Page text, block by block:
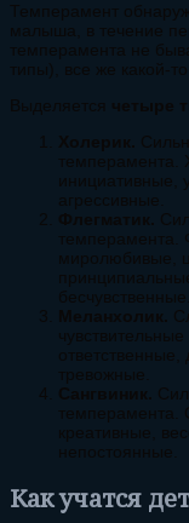
Темперамент
малыша, в течение
темперамента не
типы), все же какой-
Выделяется
четыре
Холерик.
темперамента.
агрессивные.
Флегматик.
темперамента.
миролюбивые,
бесчувственные.
Меланхолик.
тревожные.
Сангвиник.
темперамента.
креативные,
непостоянные.
Как учатся